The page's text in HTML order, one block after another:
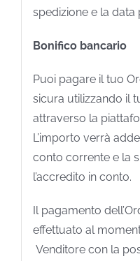
spedizione e la data
Bonifico bancario
Puoi pagare il tuo
sicura utilizzando il
attraverso la
L’importo verrà
conto corrente e la
l’accredito in conto.
Il pagamento
effettuato al
Venditore con la